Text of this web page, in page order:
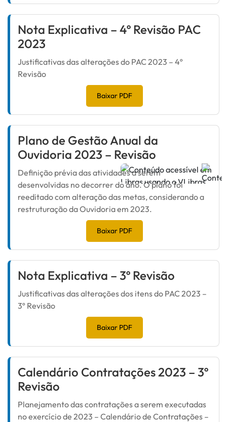
Nota Explicativa – 4º Revisão PAC
2023
Justificativas das alterações do PAC 2023 – 4º
Revisão
Baixar PDF
Plano de Gestão Anual da
Ouvidoria 2023 – Revisão
Definição prévia das atividades a serem
desenvolvidas no decorrer do ano. O plano foi
reeditado com alteração das metas, considerando a
restruturação da Ouvidoria em 2023.
Baixar PDF
Nota Explicativa – 3º Revisão
Justificativas das alterações dos itens do PAC 2023 –
3º Revisão
Baixar PDF
Calendário Contratações 2023 – 3º
Revisão
Planejamento das contratações a serem executadas
no exercício de 2023 – Calendário de Contratações –